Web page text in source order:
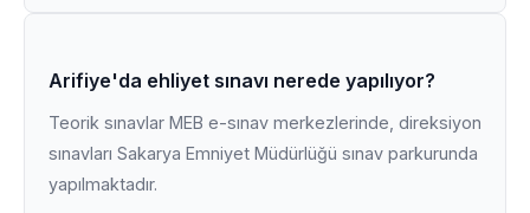
Arifiye'da ehliyet sınavı nerede yapılıyor?
Teorik sınavlar MEB e-sınav merkezlerinde, direksiyon
sınavları Sakarya Emniyet Müdürlüğü sınav parkurunda
yapılmaktadır.